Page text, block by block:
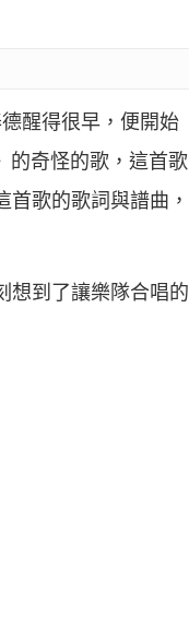
醒得很早，便開始
的奇怪的歌，這首歌
歌的歌詞與譜曲，
想到了讓樂隊合唱的